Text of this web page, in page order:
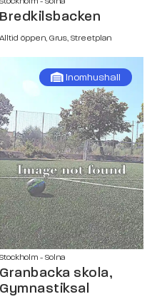
Bredkilsbacken
Alltid öppen, Grus, Streetplan
Inomhushall
Stockholm - Solna
Granbacka skola,
Gymnastiksal